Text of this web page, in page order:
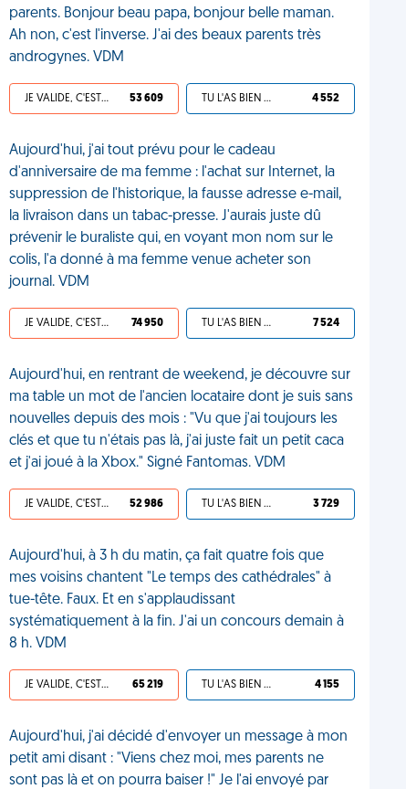
parents. Bonjour beau papa, bonjour belle maman.
Ah non, c'est l'inverse. J'ai des beaux parents très
androgynes. VDM
JE VALIDE, C'EST UNE VDM 53 609 TU L'AS BIEN MÉRITÉ 4 552
Aujourd'hui, j'ai tout prévu pour le cadeau
d'anniversaire de ma femme : l'achat sur Internet, la
suppression de l'historique, la fausse adresse e-mail,
la livraison dans un tabac-presse. J'aurais juste dû
prévenir le buraliste qui, en voyant mon nom sur le
colis, l'a donné à ma femme venue acheter son
journal. VDM
JE VALIDE, C'EST UNE VDM 74 950 TU L'AS BIEN MÉRITÉ 7 524
Aujourd'hui, en rentrant de weekend, je découvre sur
ma table un mot de l'ancien locataire dont je suis sans
nouvelles depuis des mois : "Vu que j'ai toujours les
clés et que tu n'étais pas là, j'ai juste fait un petit caca
et j'ai joué à la Xbox." Signé Fantomas. VDM
JE VALIDE, C'EST UNE VDM 52 986 TU L'AS BIEN MÉRITÉ 3 729
Aujourd'hui, à 3 h du matin, ça fait quatre fois que
mes voisins chantent "Le temps des cathédrales" à
tue-tête. Faux. Et en s'applaudissant
systématiquement à la fin. J'ai un concours demain à
8 h. VDM
JE VALIDE, C'EST UNE VDM 65 219 TU L'AS BIEN MÉRITÉ 4 155
Aujourd'hui, j'ai décidé d'envoyer un message à mon
petit ami disant : "Viens chez moi, mes parents ne
sont pas là et on pourra baiser !" Je l'ai envoyé par